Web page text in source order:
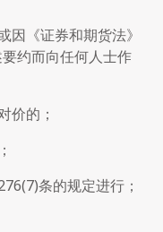
《证券和期货法》
约而向任何人士作
的；
条的规定进行；